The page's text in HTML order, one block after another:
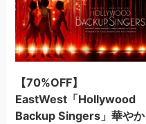
【70%OFF】
EastWest「Hollywood
Backup Singers」華やか